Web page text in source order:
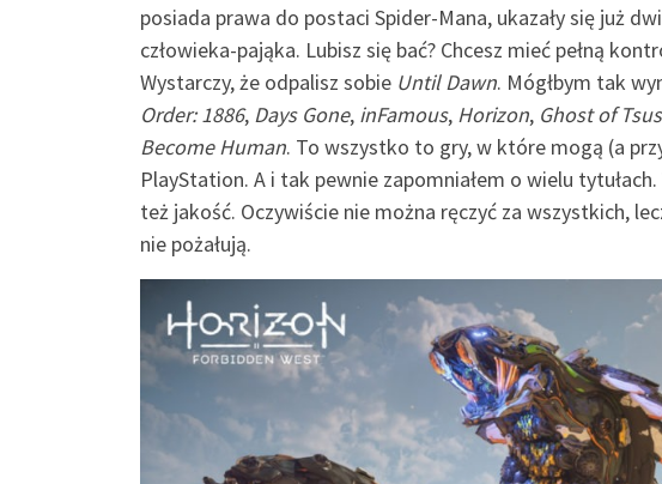
posiada prawa do postaci Spider-Mana, ukazały się już
człowieka-pająka. Lubisz się bać? Chcesz mieć pełną
Wystarczy, że odpalisz sobie Until Dawn. Mógłbym tak
Order: 1886, Days Gone, inFamous, Horizon, Ghost of
Become Human. To wszystko to gry, w które mogą (a
PlayStation. A i tak pewnie zapomniałem o wielu
też jakość. Oczywiście nie można ręczyć za wszystkich,
nie pożałują.